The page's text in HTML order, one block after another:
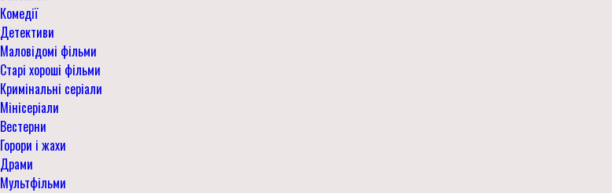
Комедії
Детективи
Маловідомі фільми
Старі хороші фільми
Кримінальні серіали
Мінісеріали
Вестерни
Горори і жахи
Драми
Мультфільми